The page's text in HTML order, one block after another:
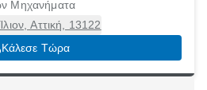
Μηχανήματα
Αττική, 13122
Κάλεσε Τώρα